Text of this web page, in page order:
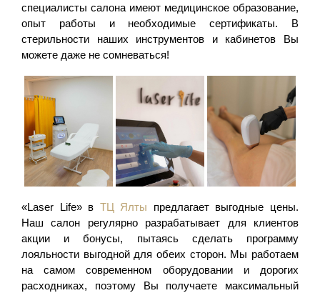
специалисты салона имеют медицинское образование,
опыт работы и необходимые сертификаты. В
стерильности наших инструментов и кабинетов Вы
можете даже не сомневаться!
«Laser Life» в ТЦ Ялты предлагает выгодные цены.
Наш салон регулярно разрабатывает для клиентов
акции и бонусы, пытаясь сделать программу
лояльности выгодной для обеих сторон. Мы работаем
на самом современном оборудовании и дорогих
расходниках, поэтому Вы получаете максимальный